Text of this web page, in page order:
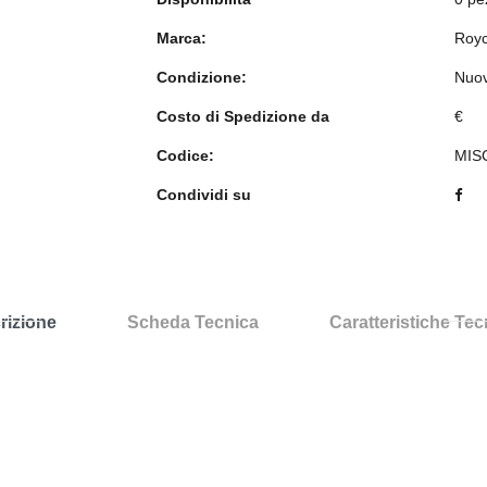
Marca:
Condizione:
Costo di Spedizione da €
Codice:
Condividi su
Scheda Tecnica Caratteristiche